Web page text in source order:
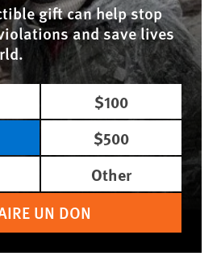
gift can help stop
and save lives
$100
$500
Other
UN DON